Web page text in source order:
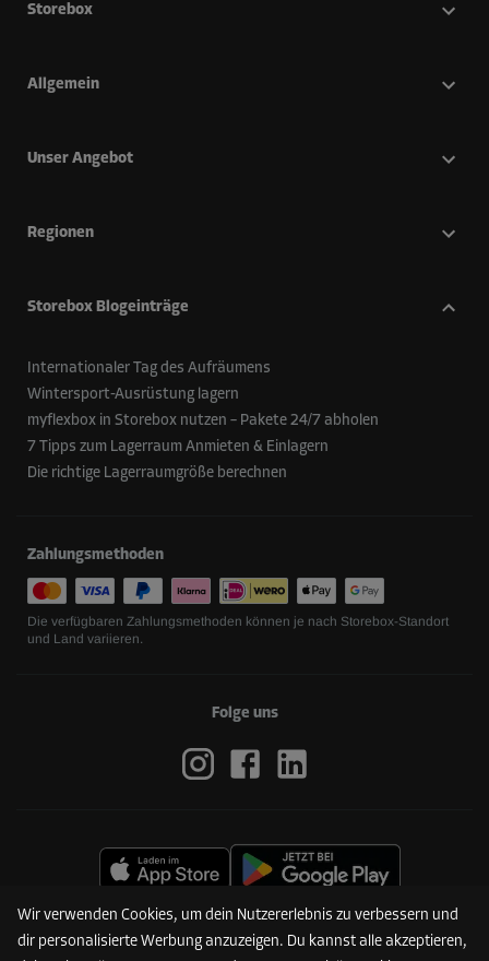
Wir verwenden Cookies, um dein Nutzererlebnis zu verbessern und
dir personalisierte Werbung anzuzeigen. Du kannst alle akzeptieren,
Storebox
Allgemein
Unser Angebot
Regionen
Storebox Blogeinträge
Internationaler Tag des Aufräumens
Wintersport-Ausrüstung lagern
myflexbox in Storebox nutzen – Pakete 24/7 abholen
7 Tipps zum Lagerraum Anmieten & Einlagern
Die richtige Lagerraumgröße berechnen
Zahlungsmethoden
Die verfügbaren Zahlungsmethoden können je nach Storebox-Standort
und Land variieren.
Folge uns